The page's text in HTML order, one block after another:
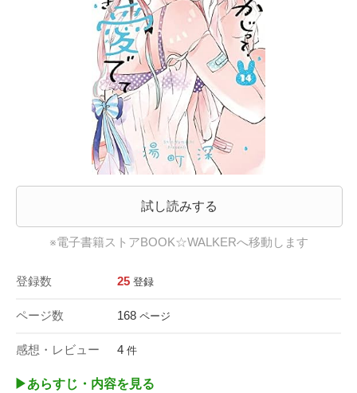
試し読みする
※電子書籍ストアBOOK☆WALKERへ移動します
登録数 25 登録
ページ数 168 ページ
感想・レビュー 4 件
▶︎あらすじ・内容を見る